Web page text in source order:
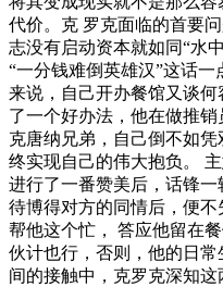
代价。克 罗克面临的首要
志没有启动资本就如同“水
“一分钱难倒英雄汉”这话
来说，自己开办餐馆又谈
了一个好办法，他在做推
克唐纳兄弟，自己倒不如
终实现自己的伟大抱负。
进行了一番赞美后，话锋一
待博得对方的同情后，便
帮他这个忙， 答应他留在
伙计也行，否则，他的日
间的接触中，克罗克深知